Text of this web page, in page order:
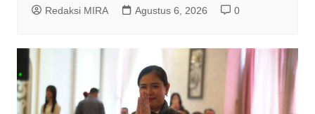
Redaksi MIRA Agustus 6, 2026 0